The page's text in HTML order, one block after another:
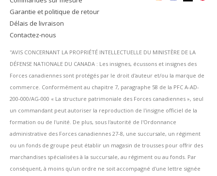
Garantie et politique de retour
Délais de livraison
Contactez-nous
''AVIS CONCERNANT LA PROPRIÉTÉ INTELLECTUELLE DU MINISTÈRE DE LA
DÉFENSE NATIONALE DU CANADA : Les insignes, écussons et insignes des
Forces canadiennes sont protégés par le droit d'auteur et/ou la marque de
commerce. Conformément au chapitre 7, paragraphe 58 de la PFC A-AD-
200-000/AG-000 « La structure patrimoniale des Forces canadiennes », seul
un commandant peut autoriser la reproduction de l'insigne officiel de la
formation ou de l'unité. De plus, sous l'autorité de l'Ordonnance
administrative des Forces canadiennes 27-8, une succursale, un régiment
ou un fonds de groupe peut établir un magasin de trousses pour offrir des
marchandises spécialisées à la succursale, au régiment ou au fonds. Par
conséquent, à moins qu'un ordre ne soit accompagné d'une lettre signée